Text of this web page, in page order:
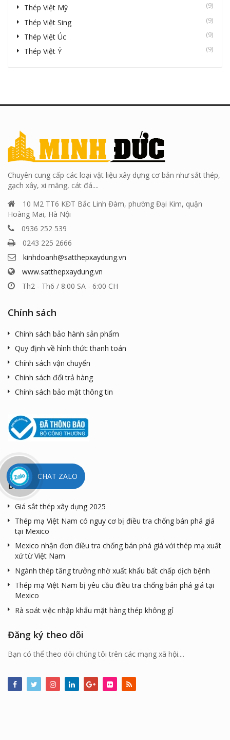
Thép Việt Mỹ (9)
Thép Việt Sing (9)
Thép Việt Úc (9)
Thép Việt Ý (9)
Chuyên cung cấp các loại vật liệu xây dựng cơ bản như sắt thép,
gạch xây, xi măng, cát đá....
10 M2 TT6 KĐT Bắc Linh Đàm, phường Đại Kim, quận
Hoàng Mai, Hà Nội
0936 252 539
0243 225 2666
kinhdoanh@satthepxaydung.vn
www.satthepxaydung.vn
Th2 - Th6 / 8:00 SA - 6:00 CH
Chính sách
Chính sách bảo hành sản phẩm
Quy định về hình thức thanh toán
Chính sách vận chuyển
Chính sách đổi trả hàng
Chính sách bảo mật thông tin
Bài viết mới
Giá sắt thép xây dựng 2025
Thép mạ Việt Nam có nguy cơ bị điều tra chống bán phá giá
tại Mexico
Mexico nhận đơn điều tra chống bán phá giá với thép mạ xuất
xứ từ Việt Nam
Ngành thép tăng trưởng nhờ xuất khẩu bất chấp dịch bệnh
Thép mạ Việt Nam bị yêu cầu điều tra chống bán phá giá tại
Mexico
Rà soát việc nhập khẩu mặt hàng thép không gỉ
Đăng ký theo dõi
Bạn có thể theo dõi chúng tôi trên các mạng xã hội....
CHAT ZALO